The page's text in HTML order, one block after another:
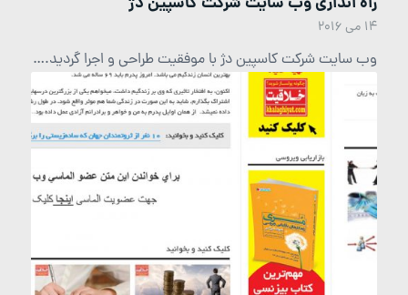
14 می 2016
وب سایت شرکت کاسپین دژ با موفقیت طراحی و اجرا گردید.…